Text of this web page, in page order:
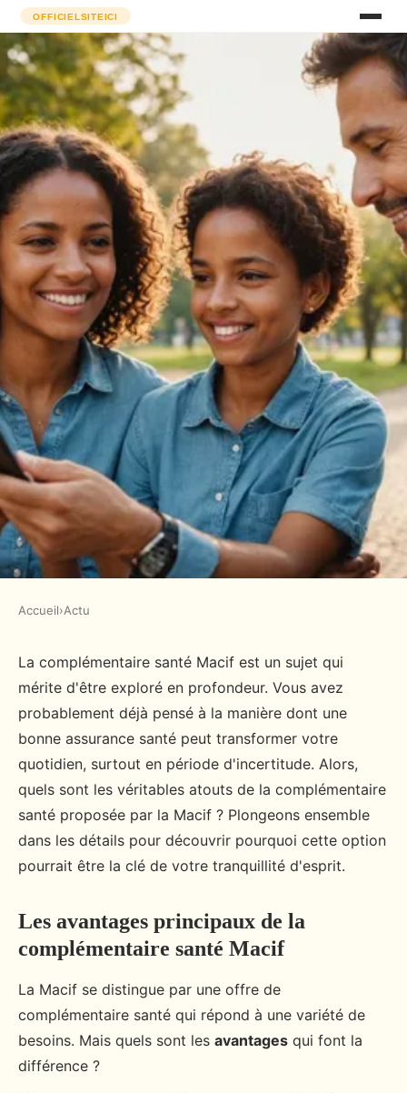
Découvrez les atouts de la
complémentaire santé macif
admin• 23 janvier 2025•9 min de lecture
Accueil›Actu
La complémentaire santé Macif est un sujet qui
mérite d'être exploré en profondeur. Vous avez
probablement déjà pensé à la manière dont une
bonne assurance santé peut transformer votre
quotidien, surtout en période d'incertitude. Alors,
quels sont les véritables atouts de la complémentaire
santé proposée par la Macif ? Plongeons ensemble
dans les détails pour découvrir pourquoi cette option
pourrait être la clé de votre tranquillité d'esprit.
Les avantages principaux de la
complémentaire santé Macif
La Macif se distingue par une offre de
complémentaire santé qui répond à une variété de
besoins. Mais quels sont les avantages qui font la
différence ?